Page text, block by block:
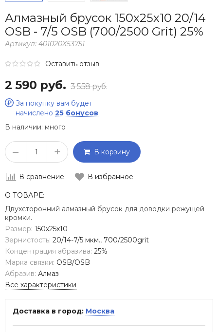
Алмазный брусок 150х25х10 20/14
OSB - 7/5 OSB (700/2500 Grit) 25%
Артикул: 401020Х53751
Оставить отзыв
2 590 руб. 3 558 руб.
За покупку вам будет
начислено 25 бонусов
В наличии: много
– + В корзину
В сравнение В избранное
О ТОВАРЕ:
Двухсторонний алмазный брусок для доводки режущей
кромки.
Размер: 150х25х10
Зернистость: 20/14-7/5 мкм., 700/2500grit
Концентрация абразива: 25%
Марка связки: OSB/OSB
Абразив: Алмаз
Все характеристики
Доставка в город: Москва